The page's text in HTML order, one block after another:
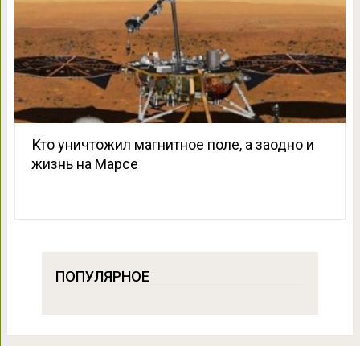
Кто уничтожил магнитное поле, а заодно и
жизнь на Марсе
ПОПУЛЯРНОЕ